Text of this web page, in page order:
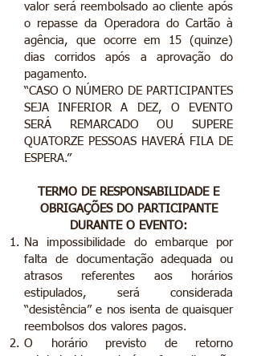
valor será reembolsado ao cliente após
o repasse da Operadora do Cartão à
agência, que ocorre em 15 (quinze)
dias corridos após a aprovação do
pagamento.
“CASO O NÚMERO DE PARTICIPANTES
SEJA INFERIOR A DEZ, O EVENTO
SERÁ REMARCADO OU SUPERE
QUATORZE PESSOAS HAVERÁ FILA DE
ESPERA.”
TERMO DE RESPONSABILIDADE E
OBRIGAÇÕES DO PARTICIPANTE
DURANTE O EVENTO:
Na impossibilidade do embarque por
falta de documentação adequada ou
atrasos referentes aos horários
estipulados, será considerada
“desistência” e nos isenta de quaisquer
reembolsos dos valores pagos.
O horário previsto de retorno